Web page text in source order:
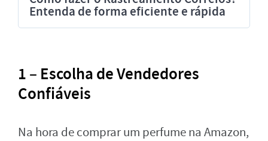
Entenda de forma eficiente e rápida
1 – Escolha de Vendedores
Confiáveis
Na hora de comprar um perfume na Amazon,